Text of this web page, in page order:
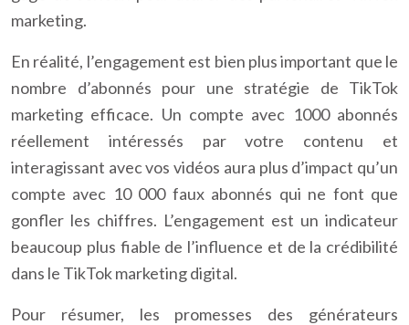
marketing.
En réalité, l’engagement est bien plus important que le
nombre d’abonnés pour une stratégie de TikTok
marketing efficace. Un compte avec 1000 abonnés
réellement intéressés par votre contenu et
interagissant avec vos vidéos aura plus d’impact qu’un
compte avec 10 000 faux abonnés qui ne font que
gonfler les chiffres. L’engagement est un indicateur
beaucoup plus fiable de l’influence et de la crédibilité
dans le TikTok marketing digital.
Pour résumer, les promesses des générateurs